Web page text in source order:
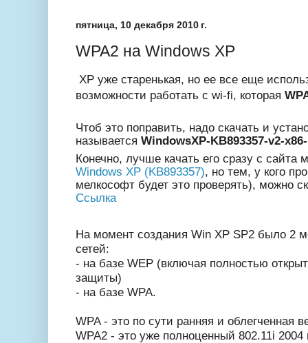
пятница, 10 декабря 2010 г.
WPA2 на Windows XP
ХР уже старенькая, но ее все еще
возможности работать с wi-fi, которая
Чтоб это поправить, надо скачать и
называется WindowsXP-KB893357-v2-
Конечно, лучше качать его сразу с сайта
Windows XP (KB893357), но тем, у кого
мелкософт будет это проверять), можно
Ссылка
На момент создания Win XP SP2 было 2
сетей:
- на базе WEP (включая полностью
защиты)
- на базе WPA.
WPA - это по сути ранняя и облегченная
WPA2 - это уже полноценный 802.11i 2004